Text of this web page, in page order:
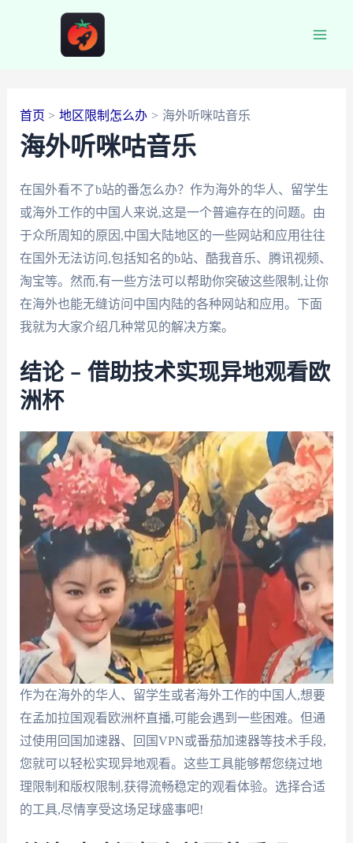
首页 地区限制怎么办 海外听咪咕音乐
海外听咪咕音乐
在国外看不了b站的番怎么办？作为海外的华人、留学生
或海外工作的中国人来说,这是一个普遍存在的问题。由
于众所周知的原因,中国大陆地区的一些网站和应用往往
在国外无法访问,包括知名的b站、酷我音乐、腾讯视频、
淘宝等。然而,有一些方法可以帮助你突破这些限制,让你
在海外也能无缝访问中国内陆的各种网站和应用。下面
我就为大家介绍几种常见的解决方案。
结论 – 借助技术实现异地观看欧
洲杯
作为在海外的华人、留学生或者海外工作的中国人,想要
在孟加拉国观看欧洲杯直播,可能会遇到一些困难。但通
过使用回国加速器、回国VPN或番茄加速器等技术手段,
您就可以轻松实现异地观看。这些工具能够帮您绕过地
理限制和版权限制,获得流畅稳定的观看体验。选择合适
的工具,尽情享受这场足球盛事吧!